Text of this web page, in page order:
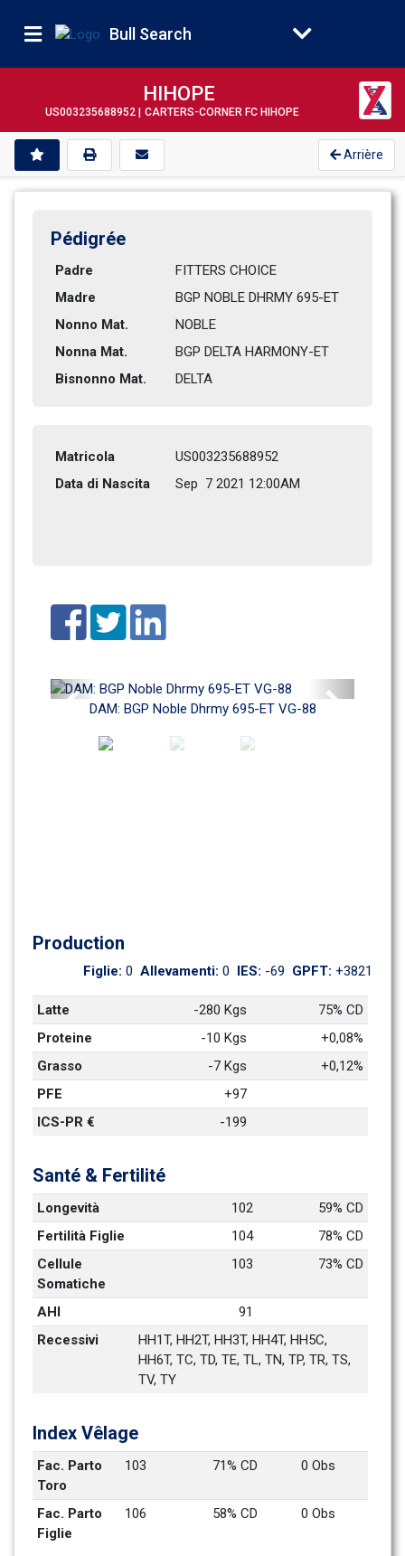
Bull Search
HIHOPE
US003235688952 | CARTERS-CORNER FC HIHOPE
Arrière
Pédigrée
Padre
FITTERS CHOICE
Madre
BGP NOBLE DHRMY 695-ET
Nonno Mat.
NOBLE
Nonna Mat.
BGP DELTA HARMONY-ET
Bisnonno Mat.
DELTA
Matricola
US003235688952
Data di Nascita
Sep  7 2021 12:00AM
DAM: BGP Noble Dhrmy 695-ET VG-88
Previous
Production
Figlie: 0 Allevamenti: 0 IES: -69 GPFT: +3821
Latte -280 Kgs
75% CD
Proteine
-10 Kgs
+0,08%
Grasso
-7 Kgs
+0,12%
PFE
+97
ICS-PR €
-199
Santé & Fertilité
Longevità 102
59% CD
Fertilità Figlie
104
78% CD
Cellule
Somatiche
103 73% CD
AHI
91
Recessivi
HH1T, HH2T, HH3T, HH4T, HH5C,
HH6T, TC, TD, TE, TL, TN, TP, TR, TS,
TV, TY
Index Vêlage
Fac. Parto
Toro
103 71% CD 0 Obs
Fac. Parto
Figlie
106 58% CD 0 Obs